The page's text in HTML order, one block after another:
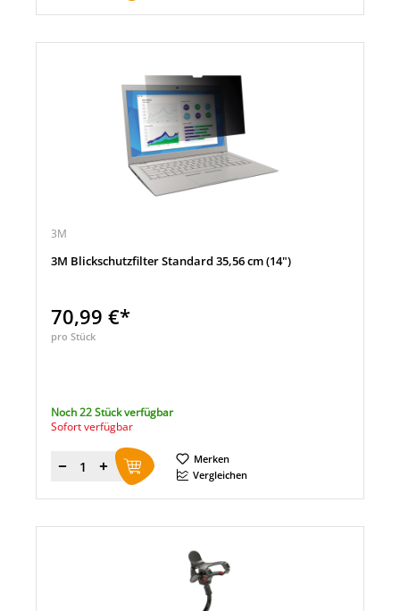
3M
3M Blickschutzfilter Standard 35,56 cm (14")
70,99 €*
pro Stück
Noch 22 Stück verfügbar
Sofort verfügbar
Menge
Merken
Vergleichen